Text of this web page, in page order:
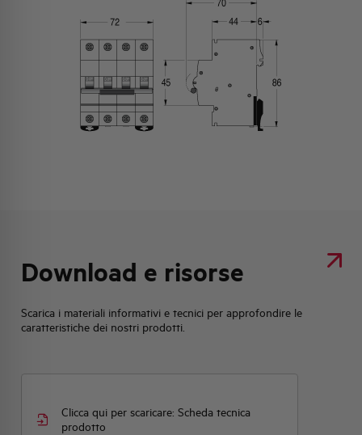
Download e risorse
Scarica i materiali informativi e tecnici per approfondire le
caratteristiche dei nostri prodotti.
Clicca qui per scaricare: Scheda tecnica
prodotto